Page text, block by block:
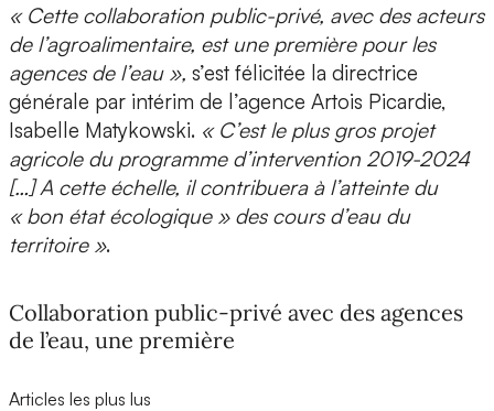
« Cette collaboration public-privé, avec des acteurs
de l’agroalimentaire, est une première pour les
agences de l’eau », s’est félicitée la directrice
générale par intérim de l’agence Artois Picardie,
Isabelle Matykowski. « C’est le plus gros projet
agricole du programme d’intervention 2019-2024
[…] A cette échelle, il contribuera à l’atteinte du
« bon état écologique » des cours d’eau du
territoire ».
Collaboration public-privé avec des agences
de l’eau, une première
Articles les plus lus